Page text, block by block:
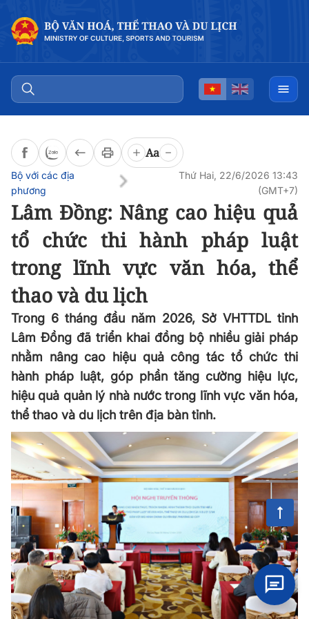
Aa
Bộ với các địa
phương
Thứ Hai, 22/6/2026 13:43
(GMT+7)
Lâm Đồng: Nâng cao hiệu quả
tổ chức thi hành pháp luật
trong lĩnh vực văn hóa, thể
thao và du lịch
Trong 6 tháng đầu năm 2026, Sở VHTTDL tỉnh
Lâm Đồng đã triển khai đồng bộ nhiều giải pháp
nhằm nâng cao hiệu quả công tác tổ chức thi
hành pháp luật, góp phần tăng cường hiệu lực,
hiệu quả quản lý nhà nước trong lĩnh vực văn hóa,
thể thao và du lịch trên địa bàn tỉnh.
Đọc bài